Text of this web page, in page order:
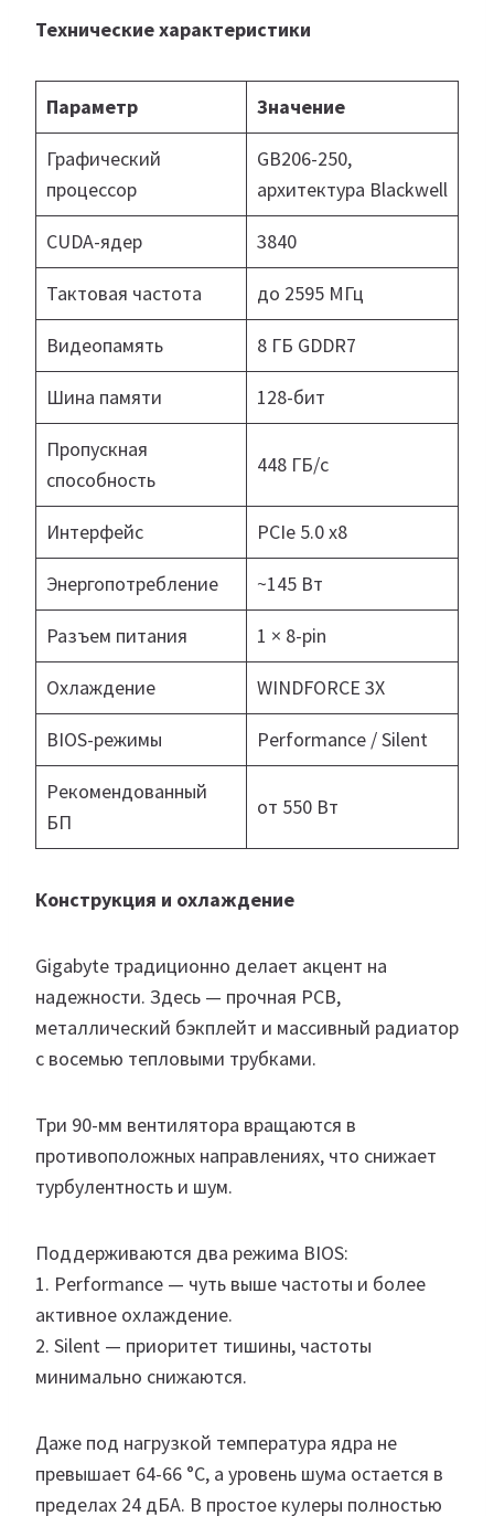
Технические характеристики
Параметр Значение
Графический
процессор
GB206-250,
архитектура Blackwell
CUDA-ядер 3840
Тактовая частота до 2595 МГц
Видеопамять 8 ГБ GDDR7
Шина памяти 128-бит
Пропускная
способность
448 ГБ/с
Интерфейс PCIe 5.0 x8
Энергопотребление ~145 Вт
Разъем питания 1 × 8-pin
Охлаждение WINDFORCE 3X
BIOS-режимы Performance / Silent
Рекомендованный
БП
от 550 Вт
Конструкция и охлаждение
Gigabyte традиционно делает акцент на
надежности. Здесь — прочная PCB,
металлический бэкплейт и массивный радиатор
с восемью тепловыми трубками.
Три 90-мм вентилятора вращаются в
противоположных направлениях, что снижает
турбулентность и шум.
Поддерживаются два режима BIOS:
1. Performance — чуть выше частоты и более
активное охлаждение.
2. Silent — приоритет тишины, частоты
минимально снижаются.
Даже под нагрузкой температура ядра не
превышает 64-66 °C, а уровень шума остается в
пределах 24 дБА. В простое кулеры полностью